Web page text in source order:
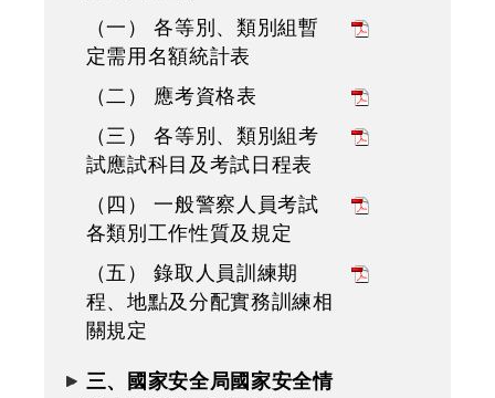
（一） 各等別、類別組暫
定需用名額統計表
（二） 應考資格表
（三） 各等別、類別組考
試應試科目及考試日程表
（四） 一般警察人員考試
各類別工作性質及規定
（五） 錄取人員訓練期
程、地點及分配實務訓練相
關規定
三、國家安全局國家安全情